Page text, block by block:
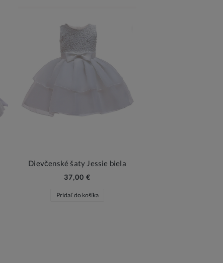
Dievčenské šaty Jessie biela
37,00 €
Pridať do košíka